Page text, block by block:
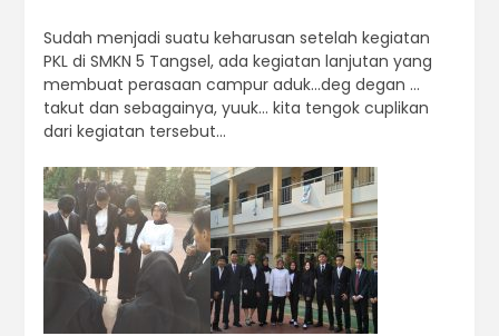
Sudah menjadi suatu keharusan setelah kegiatan
PKL di SMKN 5 Tangsel, ada kegiatan lanjutan yang
membuat perasaan campur aduk…deg degan …
takut dan sebagainya, yuuk… kita tengok cuplikan
dari kegiatan tersebut…